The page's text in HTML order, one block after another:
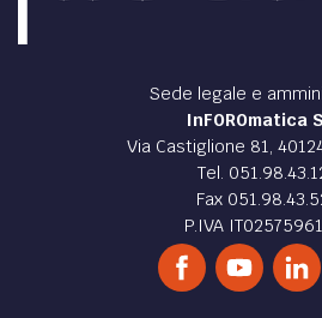
Sede legale e
InFOROmatica
Via Castiglione 81,
Tel.
Fax
P.IVA